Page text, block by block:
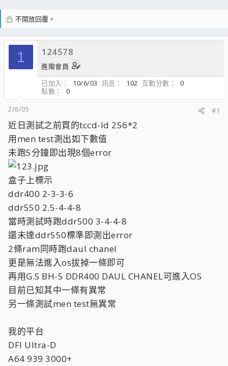
不開放回覆。
1 124578
進階會員
已加入
10/6/03 訊息 102 互動分數
0
點數
0
2/6/05
#1
近日測試之前買的tccd-ld 256*2
用men test測出如下數值
未跑5分鐘即出現8個error
盒子上標示
ddr400 2-3-3-6
ddr550 2.5-4-4-8
當時測試時跑ddr500 3-4-4-8
還未達ddr550標準即測出error
2條ram同時跑daul chanel
更是無法進入os拔掉一條即可
再用G.S BH-5 DDR400 DAUL CHANEL可進入OS
目前已知其中一條有異常
另一條測試men test無異常
我的平台
DFI Ultra-D
A64 939 3000+